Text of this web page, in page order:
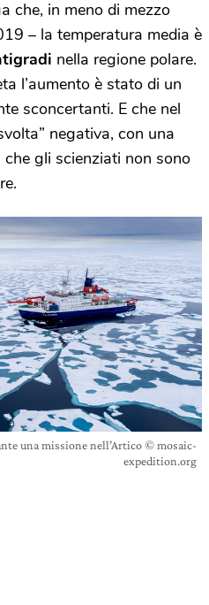
che, in meno di mezzo
– la temperatura media è
nella regione polare.
l’aumento è stato di un
sconcertanti. E che nel
negativa, con una
gli scienziati non sono
una missione nell’Artico © mosaic-
expedition.org